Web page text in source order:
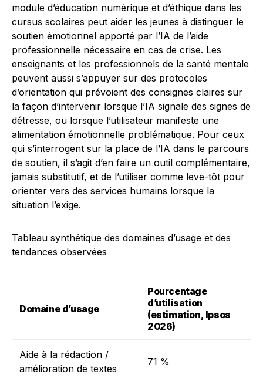
module d’éducation numérique et d’éthique dans les
cursus scolaires peut aider les jeunes à distinguer le
soutien émotionnel apporté par l’IA de l’aide
professionnelle nécessaire en cas de crise. Les
enseignants et les professionnels de la santé mentale
peuvent aussi s’appuyer sur des protocoles
d’orientation qui prévoient des consignes claires sur
la façon d’intervenir lorsque l’IA signale des signes de
détresse, ou lorsque l’utilisateur manifeste une
alimentation émotionnelle problématique. Pour ceux
qui s’interrogent sur la place de l’IA dans le parcours
de soutien, il s’agit d’en faire un outil complémentaire,
jamais substitutif, et de l’utiliser comme leve-tôt pour
orienter vers des services humains lorsque la
situation l’exige.
Tableau synthétique des domaines d’usage et des
tendances observées
Domaine d’usage
Pourcentage
d’utilisation
(estimation, Ipsos
2026)
Aide à la rédaction /
amélioration de textes
71 %